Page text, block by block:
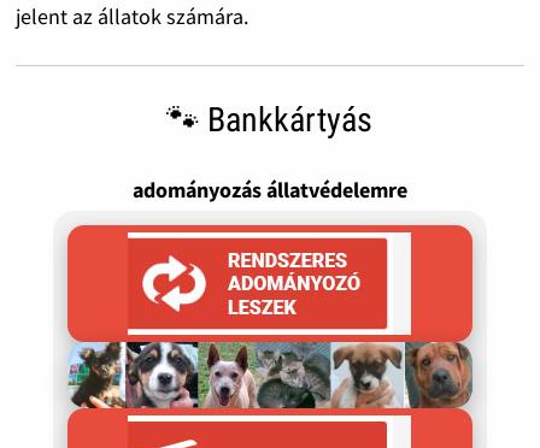
jelent az állatok számára.
🐾 Bankkártyás
adományozás állatvédelemre